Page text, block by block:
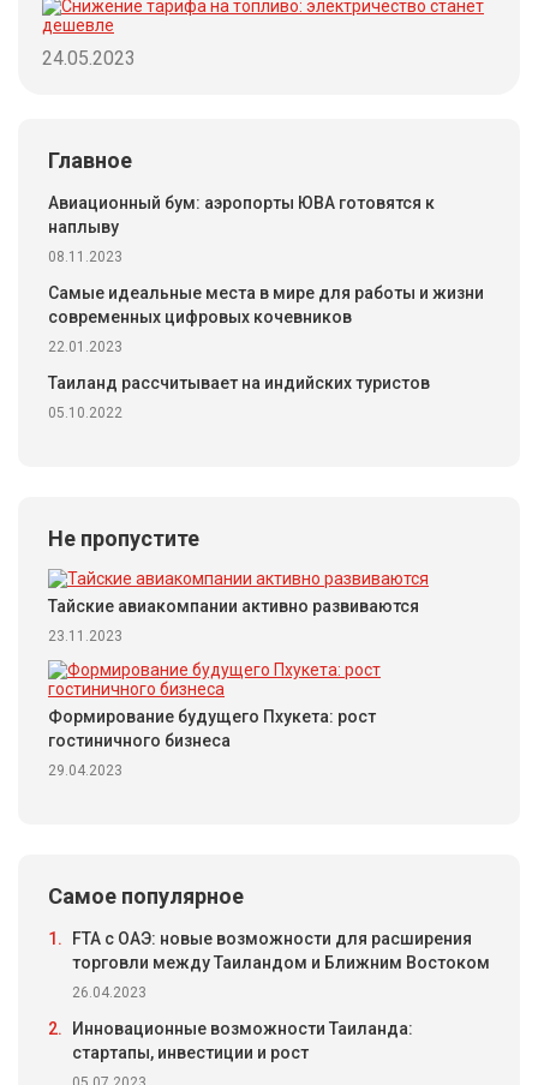
24.05.2023
Главное
Авиационный бум: аэропорты ЮВА готовятся к
наплыву
08.11.2023
Самые идеальные места в мире для работы и жизни
современных цифровых кочевников
22.01.2023
Таиланд рассчитывает на индийских туристов
05.10.2022
Не пропустите
Тайские авиакомпании активно развиваются
23.11.2023
Формирование будущего Пхукета: рост
гостиничного бизнеса
29.04.2023
Самое популярное
1.
FTA с ОАЭ: новые возможности для расширения
торговли между Таиландом и Ближним Востоком
26.04.2023
2.
Инновационные возможности Таиланда:
стартапы, инвестиции и рост